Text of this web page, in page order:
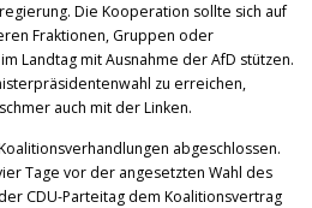
Die Kooperation sollte sich auf
Fraktionen, Gruppen oder
Landtag mit Ausnahme der AfD stützen.
zu erreichen,
auch mit der Linken.
abgeschlossen.
Tage vor der angesetzten Wahl des
CDU-Parteitag dem Koalitionsvertrag